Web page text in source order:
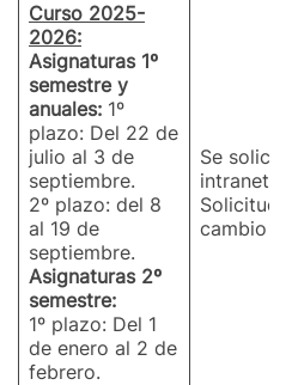
Curso 2025-
2026:
Asignaturas 1º
semestre y
anuales: 1º
plazo: Del 22 de
julio al 3 de
septiembre.
2º plazo: del 8
al 19 de
septiembre.
Asignaturas 2º
semestre:
1º plazo: Del 1
de enero al 2 de
febrero.
Se
intranet,
cambio